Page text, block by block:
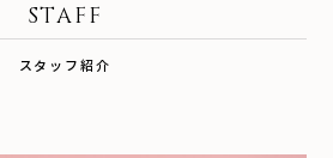
STAFF
スタッフ紹介